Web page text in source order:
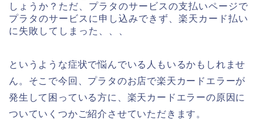
しょうか？ただ、プラタのサービスの支払いページで
プラタのサービスに申し込みできず、楽天カード払い
に失敗してしまった、、、
というような症状で悩んでいる人もいるかもしれませ
ん。そこで今回、プラタのお店で楽天カードエラーが
発生して困っている方に、楽天カードエラーの原因に
ついていくつかご紹介させていただきます。